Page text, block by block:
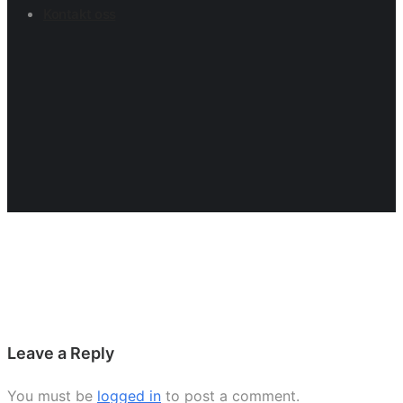
Leave a Reply
You must be logged in to post a comment.